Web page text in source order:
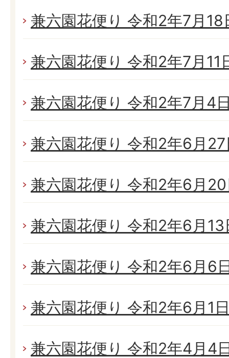
兼六園花便り 令和2年7月
兼六園花便り 令和2年7月11
兼六園花便り 令和2年7月4
兼六園花便り 令和2年6月
兼六園花便り 令和2年6月
兼六園花便り 令和2年6月
兼六園花便り 令和2年6月6
兼六園花便り 令和2年6月1
兼六園花便り 令和2年4月4